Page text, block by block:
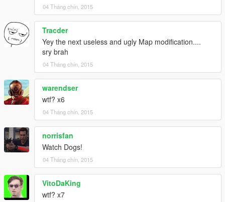
04 Tháng chín, 2015
Tracder
Yey the next useless and ugly Map modification....
sry brah
04 Tháng chín, 2015
warendser
wtf? x6
04 Tháng chín, 2015
norrisfan
Watch Dogs!
04 Tháng chín, 2015
VitoDaKing
wtf? x7